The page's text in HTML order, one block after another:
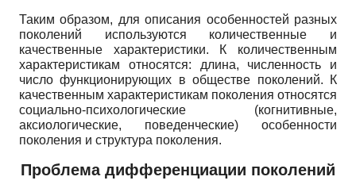
Таким образом, для описания особенностей разных
поколений используются количественные и
качественные характеристики. К количественным
характеристикам относятся: длина, численность и
число функционирующих в обществе поколений. К
качественным характеристикам поколения относятся
социально-психологические (когнитивные,
аксиологические, поведенческие) особенности
поколения и структура поколения.
Проблема дифференциации поколений